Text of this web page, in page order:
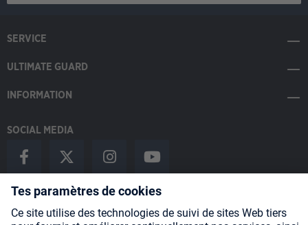
SERVICE
ULTIMATE GUARD
INFORMATION
SOCIAL MEDIA
Payment Methods